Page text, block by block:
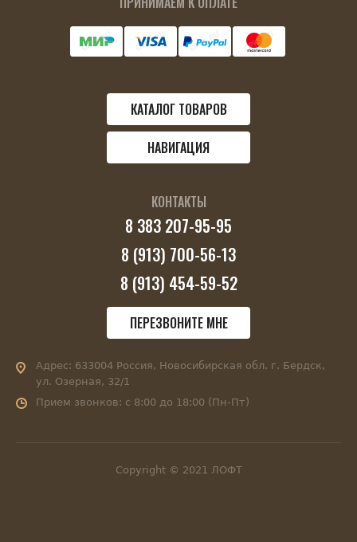
КАТАЛОГ ТОВАРОВ
НАВИГАЦИЯ
КОНТАКТЫ
8 383 207-95-95
8 (913) 700-56-13
8 (913) 454-59-52
ПЕРЕЗВОНИТЕ МНЕ
Адрес: 633004 Россия, Новосибирская обл. г. Бердск,
ул. Озерная, 32/1
Прием звонков: с 8:00 до 18:00 (Пн-Пт)
Copyright © 2021 ЛОФТ